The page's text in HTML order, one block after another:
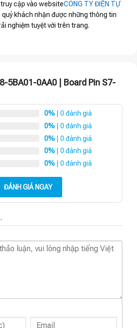
cập vào websiteCÔNG TY ĐIỆN TỰ
quý khách nhận được những thông tin
nghiệm tuyệt vời trên trang.
5BA01-0AA0 | Board Pin S7-
0% | 0 đánh giá
0% | 0 đánh giá
0% | 0 đánh giá
0% | 0 đánh giá
0% | 0 đánh giá
ĐÁNH GIÁ NGAY